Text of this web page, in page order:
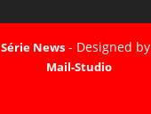
Série News- Designed by
Mail-Studio